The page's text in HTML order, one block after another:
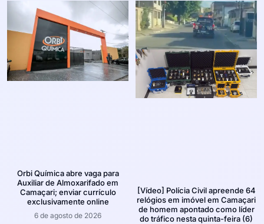
Orbi Química abre vaga para
Auxiliar de Almoxarifado em
Camaçari; enviar currículo
exclusivamente online
6 de agosto de 2026
[Vídeo] Polícia Civil apreende 64
relógios em imóvel em Camaçari
de homem apontado como líder
do tráfico nesta quinta-feira (6)